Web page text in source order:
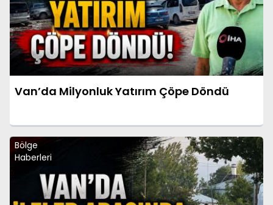
Van’da Milyonluk Yatırım Çöpe Döndü
Bölge
Haberleri